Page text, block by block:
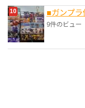
■ガンプラ
9件のビュー